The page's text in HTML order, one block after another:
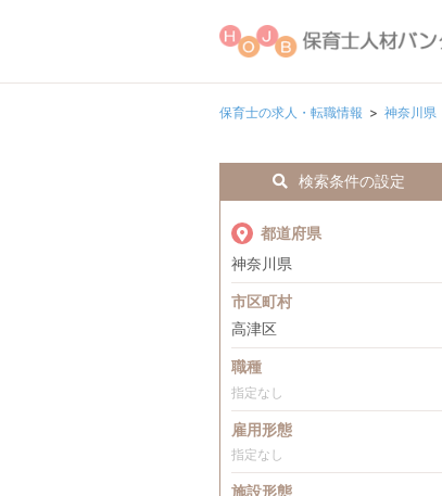
保育士の求人・転職情報 神奈川県
検索条件の設定
都道府県
神奈川県
市区町村
高津区
職種
指定なし
雇用形態
指定なし
施設形態